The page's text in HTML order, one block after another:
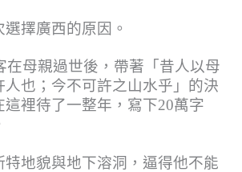
擇廣西的原因。
在母親過世後，帶著「昔人以母
人也；今不可許之山水乎」的決
裡待了一整年，寫下20萬字
特地貌與地下溶洞，逼得他不能